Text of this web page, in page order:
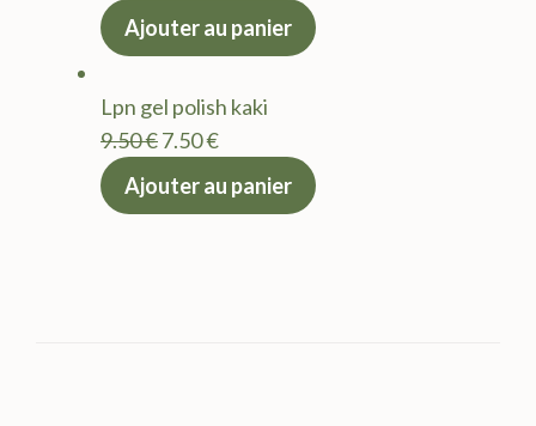
prix
9.50 €.
actuel
7.50 €.
Ajouter au panier
Lpn gel polish kaki
9.50€Le
prix
7.50€Le
actuel
Ajouter au panier